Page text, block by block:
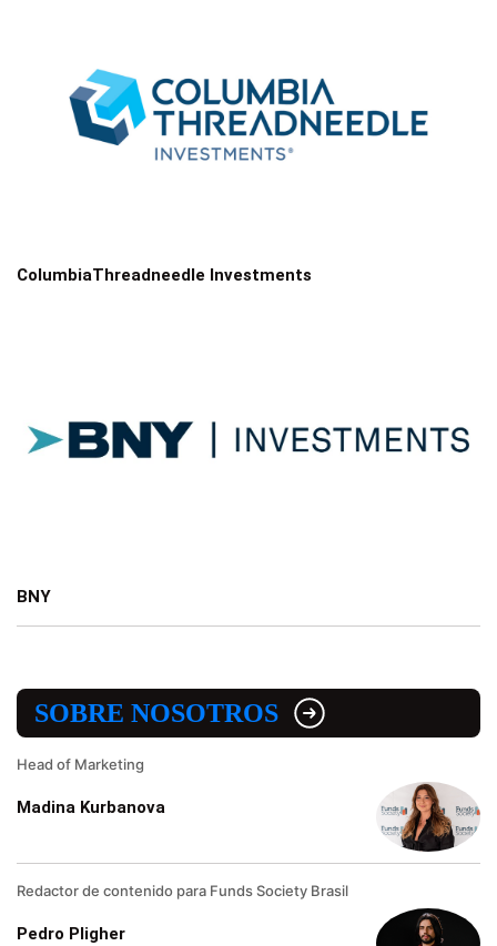
ColumbiaThreadneedle Investments
BNY
SOBRE NOSOTROS
Head of Marketing
Madina Kurbanova
Redactor de contenido para Funds Society Brasil
Pedro Pligher